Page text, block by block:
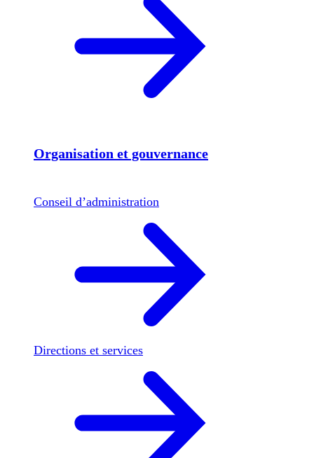
Organisation et gouvernance
Conseil d’administration
Directions et services